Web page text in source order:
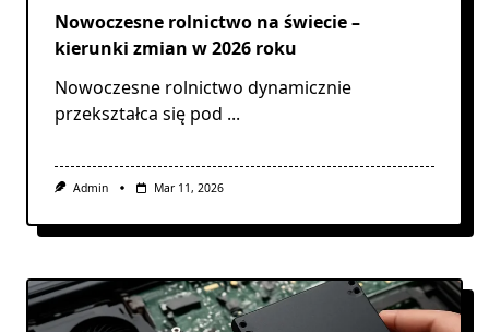
Nowoczesne rolnictwo na świecie –
kierunki zmian w 2026 roku
Nowoczesne rolnictwo dynamicznie
przekształca się pod ...
Admin Mar 11, 2026